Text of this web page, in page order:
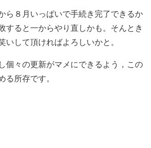
ら８月いっぱいで手続き完了できるか
すると一からやり直しかも。そんとき
いして頂ければよろしいかと。
個々の更新がマメにできるよう，この
る所存です。